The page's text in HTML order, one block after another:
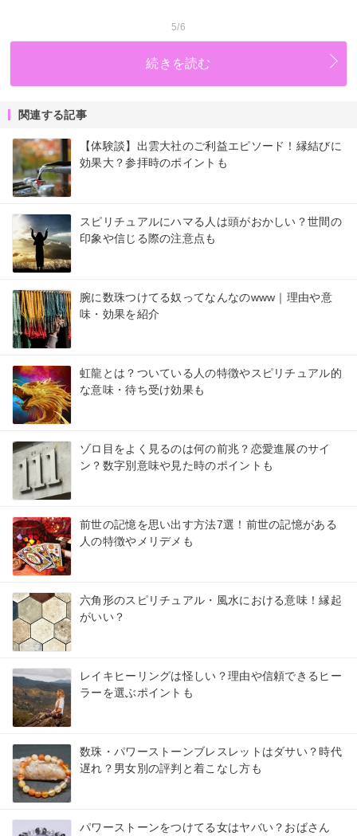
5/6
続きを読む
関連する記事
【体験談】出雲大社のご利益エピソード！縁結びに
効果大？参拝時のポイントも
スピリチュアルにハマる人は頭がおかしい？世間の
印象や信じる際の注意点も
腕に数珠つけてる奴ってなんなのwww｜理由や意
味・効果を紹介
虹龍とは？ついている人の特徴やスピリチュアル的
な意味・待ち受け効果も
ゾロ目をよく見るのは何の前兆？恋愛進展のサイ
ン？数字別意味や見た時のポイントも
前世の記憶を思い出す方法7選！前世の記憶がある
人の特徴やメリデメも
六角形のスピリチュアル・風水における意味！縁起
がいい？
レイキヒーリングは怪しい？理由や信頼できるヒー
ラーを選ぶポイントも
数珠・パワーストーンブレスレットはダサい？時代
遅れ？男女別の評判と着こなし方も
パワーストーンをつけてる女はヤバい？おばさん